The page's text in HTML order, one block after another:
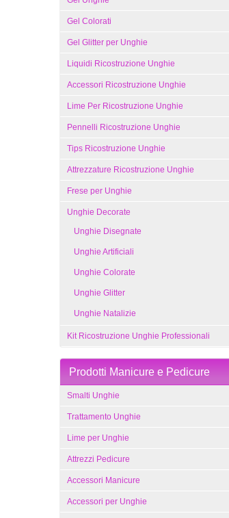
Gel Colorati
Gel Glitter per Unghie
Liquidi Ricostruzione Unghie
Accessori Ricostruzione Unghie
Lime Per Ricostruzione Unghie
Pennelli Ricostruzione Unghie
Tips Ricostruzione Unghie
Attrezzature Ricostruzione Unghie
Frese per Unghie
Unghie Decorate
Unghie Disegnate
Unghie Artificiali
Unghie Colorate
Unghie Glitter
Unghie Natalizie
Kit Ricostruzione Unghie Professionali
Prodotti Manicure e Pedicure
Smalti Unghie
Trattamento Unghie
Lime per Unghie
Attrezzi Pedicure
Accessori Manicure
Accessori per Unghie